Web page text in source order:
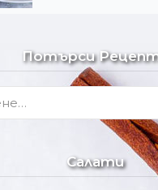
Потърси
Салати